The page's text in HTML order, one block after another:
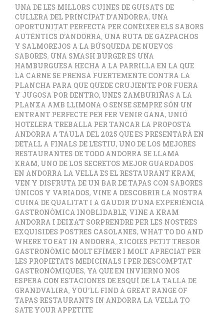
UNA DE LES MILLORS CUINES DE GUISATS DE
CULLERA DEL PRINCIPAT D'ANDORRA, UNA
OPORTUNITAT PERFECTA PER CONÈIXER ELS SABORS
AUTÈNTICS D’ANDORRA, UNA RUTA DE GAZPACHOS
Y SALMOREJOS A LA BÚSQUEDA DE NUEVOS
SABORES, UNA SMASH BURGER ES UNA
HAMBURGUESA HECHA A LA PARRILLA EN LA QUE
LA CARNE SE PRENSA FUERTEMENTE CONTRA LA
PLANCHA PARA QUE QUEDE CRUJIENTE POR FUERA
Y JUGOSA POR DENTRO, UNES ZAMBURIÑAS A LA
PLANXA AMB LLIMONA O SENSE SEMPRE SÓN UN
ENTRANT PERFECTE PER FER VENIR GANA, UNIÓ
HOTELERA TREBALLA PER TANCAR LA PROPOSTA
ANDORRA A TAULA DEL 2025 QUE ES PRESENTARÀ EN
DETALL A FINALS DE L’ESTIU, UNO DE LOS MEJORES
RESTAURANTES DE TODO ANDORRA SE LLAMA
KRAM, UNO DE LOS SECRETOS MEJOR GUARDADOS
EN ANDORRA LA VELLA ES EL RESTAURANT KRAM,
VEN Y DISFRUTA DE UN BAR DE TAPAS CON SABORES
ÚNICOS Y VARIADOS, VINE A DESCOBRIR LA NOSTRA
CUINA DE QUALITAT I A GAUDIR D'UNA EXPERIÈNCIA
GASTRONÒMICA INOBLIDABLE, VINE A KRAM
ANDORRA I DEIXA’T SORPRENDRE PER LES NOSTRES
EXQUISIDES POSTRES CASOLANES, WHAT TO DO AND
WHERE TO EAT IN ANDORRA, XICOIES PETIT TRESOR
GASTRONÒMIC MOLT EFÍMER I MOLT APRECIAT PER
LES PROPIETATS MEDICINALS I PER DESCOMPTAT
GASTRONÒMIQUES, YA QUE EN INVIERNO NOS
ESPERA CON ESTACIONES DE ESQUÍ DE LA TALLA DE
GRANDVALIRA, YOU'LL FIND A GREAT RANGE OF
TAPAS RESTAURANTS IN ANDORRA LA VELLA TO
SATE YOUR APPETITE